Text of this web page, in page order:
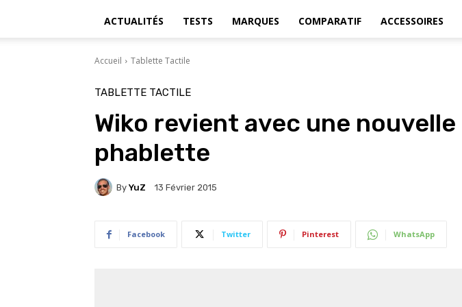
ACTUALITÉS TESTS MARQUES COMPARATIF ACCESSOIRES
Accueil Tablette Tactile
TABLETTE TACTILE
Wiko revient avec une nouvelle
phablette
By YuZ 13 Février 2015
Facebook Twitter Pinterest WhatsApp